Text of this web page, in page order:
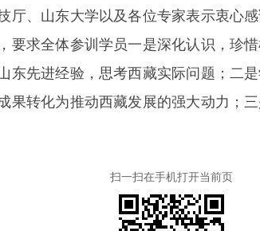
、山东大学以及各位专家表示衷心
要求全体参训学员一是深化认识，珍
东先进经验，思考西藏实际问题；二
果转化为推动西藏发展的强大动力；
扫一扫在手机打开当前页